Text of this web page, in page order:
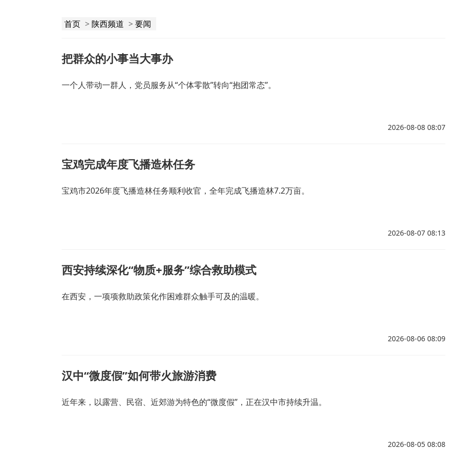
首页 > 陕西频道 >要闻
把群众的小事当大事办
一个人带动一群人，党员服务从“个体零散”转向“抱团常态”。
2026-08-08 08:07
宝鸡完成年度飞播造林任务
宝鸡市2026年度飞播造林任务顺利收官，全年完成飞播造林7.2万亩。
2026-08-07 08:13
西安持续深化“物质+服务”综合救助模式
在西安，一项项救助政策化作困难群众触手可及的温暖。
2026-08-06 08:09
汉中“微度假”如何带火旅游消费
近年来，以露营、民宿、近郊游为特色的“微度假”，正在汉中市持续升温。
2026-08-05 08:08